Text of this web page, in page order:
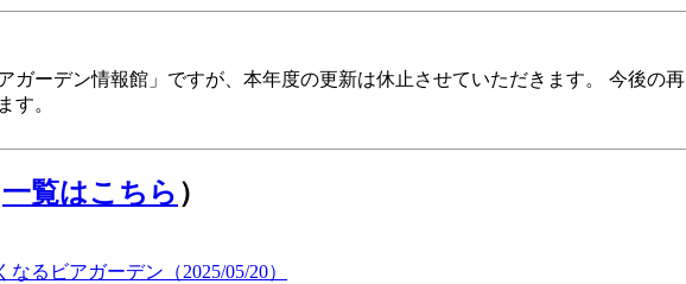
ガーデン情報館」ですが、本年度の更新は休止させていただきます。 今後の
す。
一覧はこちら ）
るビアガーデン（2025/05/20）